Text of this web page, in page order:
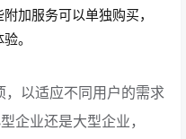
加服务可以单独购买，
。
以适应不同用户的需求
企业还是大型企业，